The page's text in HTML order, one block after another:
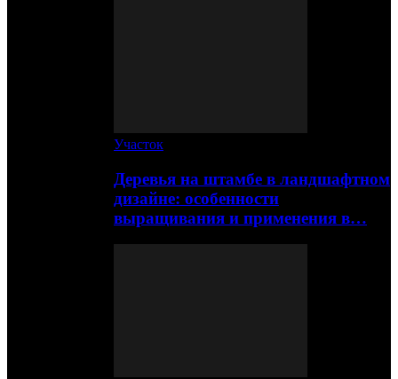
Участок
Деревья на штамбе в ландшафтном
дизайне: особенности
выращивания и применения в…